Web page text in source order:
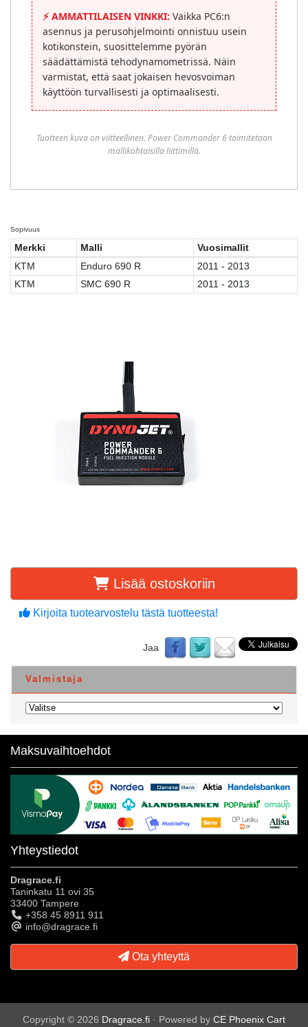
⚡ AMMATTILAISEN VINKKI: Vaikka PC6:n
asennus ja perusohjelmointi onnistuu usein
kotikonstein, suosittelemme pyörän
säädättämistä tehodynamometrissä. Näin
varmistat, että saat jokaisen hevosvoiman
käyttöön turvallisesti ja optimaalisesti.
Tuotteen kuva on viitteellinen. Power Commander 6 toimitetaan
mallikohtaisilla liittimillä.
Sopivuus
Merkki Malli
Vuosimallit
KTM
Enduro 690 R
2011 - 2013
KTM
SMC 690 R 2011 - 2013
Lisää ostoskoriin
Kirjoita tuotearvostelu tästä tuotteesta!
Jaa
Valmistaja
Maksuvaihtoehdot
Yhteystiedot
Dragrace.fi
Taninkatu 11 ovi 35
33400 Tampere
+358 45 8911 911
info@dragrace.fi
Ota yhteyttä
Copyright © 2026 Dragrace.fi · Powered by CE Phoenix Cart